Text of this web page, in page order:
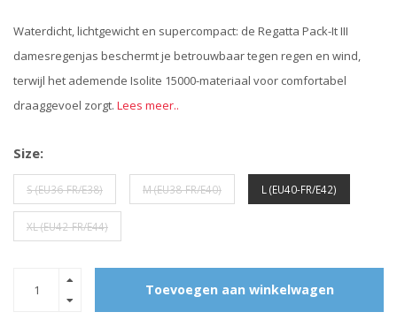
Waterdicht, lichtgewicht en supercompact: de Regatta Pack-It III
damesregenjas beschermt je betrouwbaar tegen regen en wind,
terwijl het ademende Isolite 15000-materiaal voor comfortabel
draaggevoel zorgt. Lees meer..
Size:
S (EU36-FR/E38) M (EU38-FR/E40) L (EU40-FR/E42)
XL (EU42-FR/E44)
Toevoegen aan winkelwagen